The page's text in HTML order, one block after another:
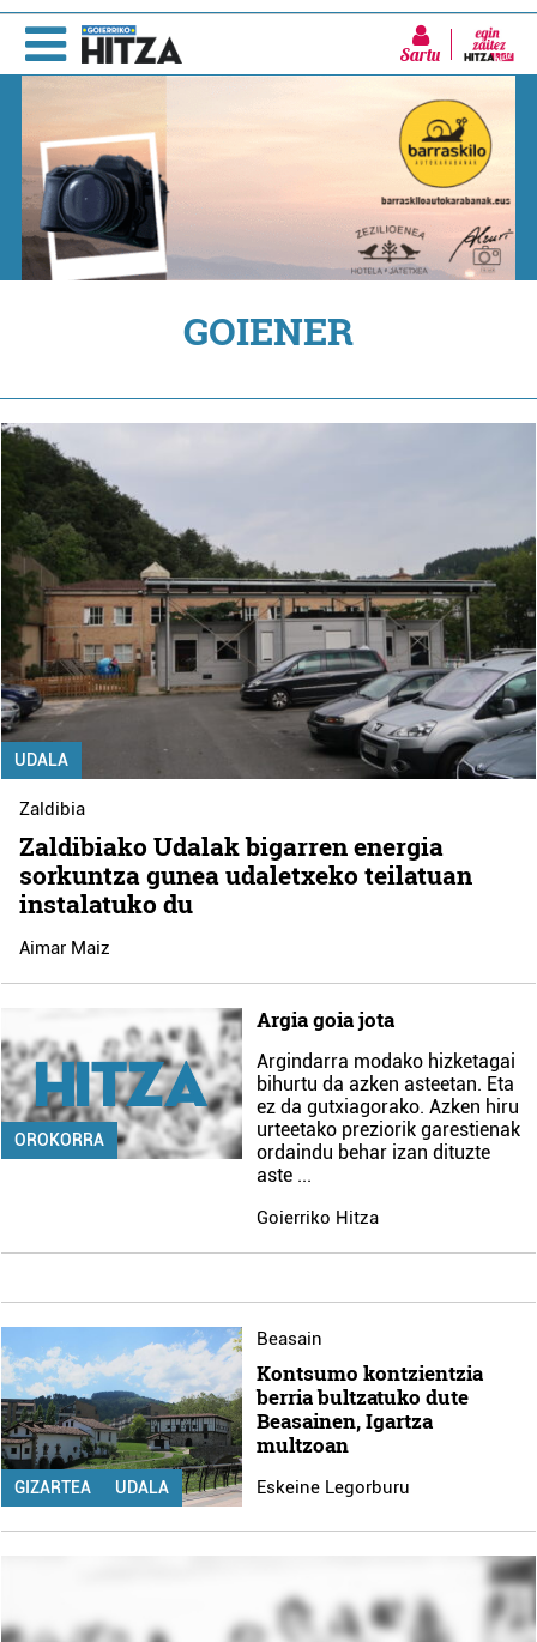
Sartu
GOIENER
UDALA
Zaldibia
Zaldibiako Udalak bigarren energia
sorkuntza gunea udaletxeko teilatuan
instalatuko du
Aimar Maiz
OROKORRA
Argia goia jota
Argindarra modako hizketagai
bihurtu da azken asteetan. Eta
ez da gutxiagorako. Azken hiru
urteetako preziorik garestienak
ordaindu behar izan dituzte
aste ...
Goierriko Hitza
GIZARTEA UDALA
Beasain
Kontsumo kontzientzia
berria bultzatuko dute
Beasainen, Igartza
multzoan
Eskeine Legorburu